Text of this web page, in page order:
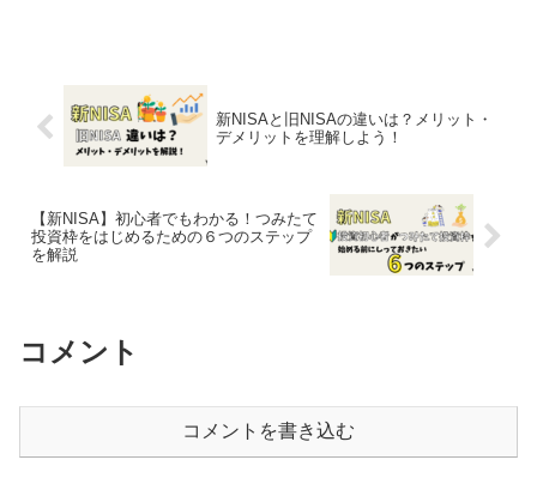
新NISAと旧NISAの違いは？メリット・
デメリットを理解しよう！
【新NISA】初心者でもわかる！つみたて
投資枠をはじめるための６つのステップ
を解説
コメント
コメントを書き込む